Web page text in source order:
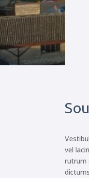
vel
rutrum